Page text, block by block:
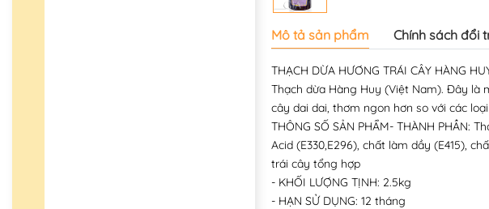
Mô tả sản phẩm Chính sách đổi
THẠCH DỪA HƯƠNG TRÁI CÂY HÀNG
Thạch dừa Hàng Huy (Việt Nam). Đây là
cây dai dai, thơm ngon hơn so với các
THÔNG SỐ SẢN PHẨM- THÀNH PHẦN:
Acid (E330,E296), chất làm dầy (E415),
trái cây tổng hợp
- KHỐI LƯỢNG TỊNH: 2.5kg
- HẠN SỬ DỤNG: 12 tháng